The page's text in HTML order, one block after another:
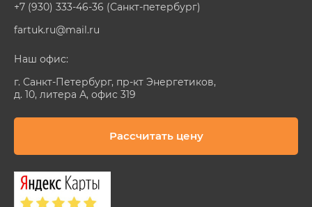
+7 (930) 333-46-36 (Санкт-петербург)
fartuk.ru@mail.ru
Наш офис:
г. Санкт-Петербург, пр-кт Энергетиков,
д. 10, литера А, офис 319
Рассчитать цену